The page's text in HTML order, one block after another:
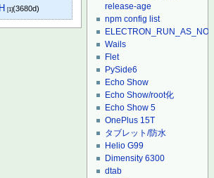
[1](3680d)
release-age
npm config list
Wails
Flet
PySide6
Echo Show
Echo Show/root化
Echo Show 5
OnePlus 15T
タブレット/防水
Helio G99
Dimensity 6300
dtab